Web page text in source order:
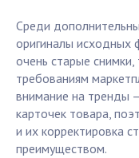
Среди
оригиналы исходных
очень старые снимки,
требованиям
внимание на тренды
карточек товара,
и их корректировка
преимуществом.